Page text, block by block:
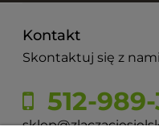
Kontakt
Skontaktuj się z
512-